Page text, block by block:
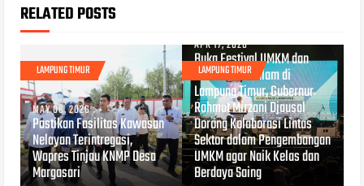
RELATED POSTS
LAMPUNG TIMUR
MAY 08, 2026
Pastikan Fasilitas Kawasan
Nelayan Terintregasi,
Wapres Tinjau KNMP Desa
Margasari
LAMPUNG TIMUR
APR 17, 2026
Buka Festival UMKM dan
Pasar 1001 Malam di
Lampung Timur, Gubernur
Rahmat Mirzani Djausal
Dorong Kolaborasi Lintas
Sektor dalam Pengembangan
UMKM agar Naik Kelas dan
Berdaya Saing